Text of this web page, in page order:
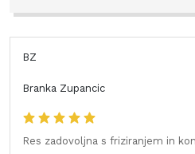
BZ
Branka Zupancic
Res zadovoljna s friziranjem in